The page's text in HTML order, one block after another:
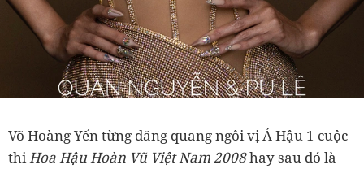
Võ Hoàng Yến từng đăng quang ngôi vị Á Hậu 1 cuộc
thiHoa Hậu Hoàn Vũ Việt Nam 2008hay sau đó là